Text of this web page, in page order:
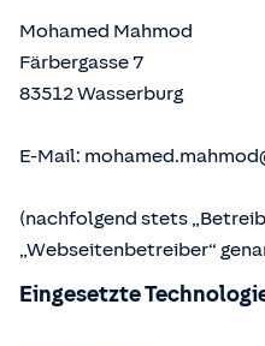
Mohamed Mahmod
Färbergasse 7
83512Wasserburg
E-Mail:
(nachfolgend stets
„Webseitenbetreiber“
Eingesetzte